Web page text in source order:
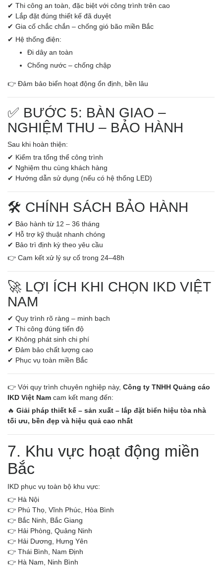
✔ Thi công an toàn, đặc biệt với công trình trên cao
✔ Lắp đặt đúng thiết kế đã duyệt
✔ Gia cố chắc chắn – chống gió bão miền Bắc
✔ Hệ thống điện:
Đi dây an toàn
Chống nước – chống chập
👉 Đảm bảo biển hoạt động ổn định, bền lâu
✅ BƯỚC 5: BÀN GIAO –
NGHIỆM THU – BẢO HÀNH
Sau khi hoàn thiện:
✔ Kiểm tra tổng thể công trình
✔ Nghiệm thu cùng khách hàng
✔ Hướng dẫn sử dụng (nếu có hệ thống LED)
🛠️ CHÍNH SÁCH BẢO HÀNH
✔ Bảo hành từ 12 – 36 tháng
✔ Hỗ trợ kỹ thuật nhanh chóng
✔ Bảo trì định kỳ theo yêu cầu
👉 Cam kết xử lý sự cố trong 24–48h
🚀 LỢI ÍCH KHI CHỌN IKD VIỆT
NAM
✔ Quy trình rõ ràng – minh bạch
✔ Thi công đúng tiến độ
✔ Không phát sinh chi phí
✔ Đảm bảo chất lượng cao
✔ Phục vụ toàn miền Bắc
👉 Với quy trình chuyên nghiệp này, Công ty TNHH Quảng cáo
IKD Việt Nam cam kết mang đến:
🔥 Giải pháp thiết kế – sản xuất – lắp đặt biển hiệu tòa nhà
tối ưu, bền đẹp và hiệu quả cao nhất
7. Khu vực hoạt động miền
Bắc
IKD phục vụ toàn bộ khu vực:
👉 Hà Nội
👉 Phú Thọ, Vĩnh Phúc, Hòa Bình
👉 Bắc Ninh, Bắc Giang
👉 Hải Phòng, Quảng Ninh
👉 Hải Dương, Hưng Yên
👉 Thái Bình, Nam Định
👉 Hà Nam, Ninh Bình